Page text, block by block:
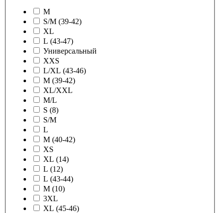
M
S/M (39-42)
XL
L (43-47)
Универсальный
XXS
L/XL (43-46)
M (39-42)
XL/XXL
M/L
S (8)
S/M
L
M (40-42)
XS
XL (14)
L (12)
L (43-44)
M (10)
3XL
XL (45-46)